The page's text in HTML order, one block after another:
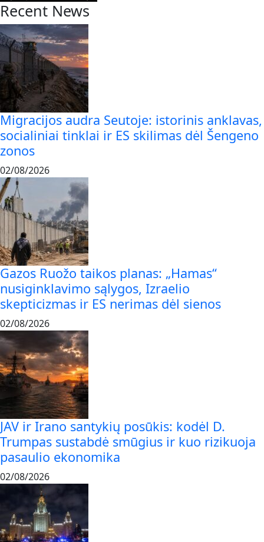
Recent News
Migracijos audra Seutoje: istorinis anklavas,
socialiniai tinklai ir ES skilimas dėl Šengeno
zonos
02/08/2026
Gazos Ruožo taikos planas: „Hamas“
nusiginklavimo sąlygos, Izraelio
skepticizmas ir ES nerimas dėl sienos
02/08/2026
JAV ir Irano santykių posūkis: kodėl D.
Trumpas sustabdė smūgius ir kuo rizikuoja
pasaulio ekonomika
02/08/2026